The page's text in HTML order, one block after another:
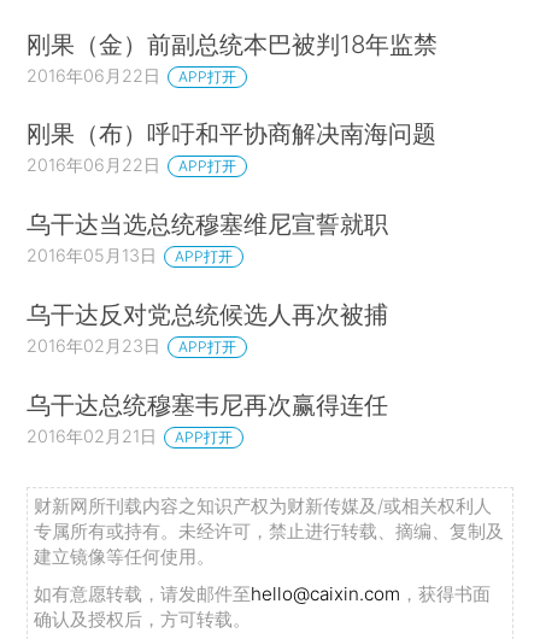
刚果（金）前副总统本巴被判18年监禁
2016年06月22日 APP打开
刚果（布）呼吁和平协商解决南海问题
2016年06月22日 APP打开
乌干达当选总统穆塞维尼宣誓就职
2016年05月13日 APP打开
乌干达反对党总统候选人再次被捕
2016年02月23日 APP打开
乌干达总统穆塞韦尼再次赢得连任
2016年02月21日 APP打开
财新网所刊载内容之知识产权为财新传媒及/或相关权利人
专属所有或持有。未经许可，禁止进行转载、摘编、复制及
建立镜像等任何使用。
如有意愿转载，请发邮件至hello@caixin.com ，获得书面
确认及授权后，方可转载。